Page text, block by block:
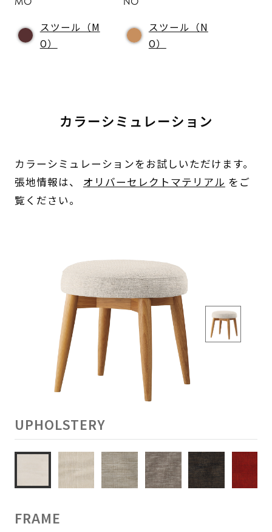
スツール（M
O）
スツール（N
O）
カラーシミュレーション
カラーシミュレーションをお試しいただけます。
張地情報は、 オリバーセレクトマテリアル をご
覧ください。
UPHOLSTERY
FRAME